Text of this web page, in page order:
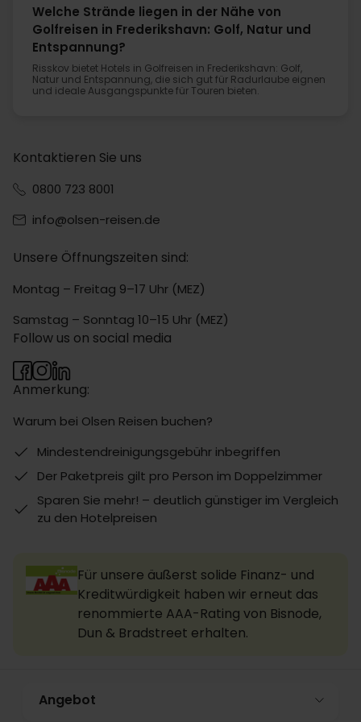
Welche Strände liegen in der Nähe von
Golfreisen in Frederikshavn: Golf, Natur und
Entspannung?
Risskov bietet Hotels in Golfreisen in Frederikshavn: Golf,
Natur und Entspannung, die sich gut für Radurlaube eignen
und ideale Ausgangspunkte für Touren bieten.
Kontaktieren Sie uns
0800 723 8001
info@olsen-reisen.de
Unsere Öffnungszeiten sind:
Montag – Freitag 9–17 Uhr (MEZ)
Samstag – Sonntag 10–15 Uhr (MEZ)
Anmerkung:
Warum bei Olsen Reisen buchen?
Mindestendreinigungsgebühr inbegriffen
Der Paketpreis gilt pro Person im Doppelzimmer
Sparen Sie mehr! – deutlich günstiger im Vergleich
zu den Hotelpreisen
Follow us on social media
Für unsere äußerst solide Finanz- und
Kreditwürdigkeit haben wir erneut das
renommierte AAA-Rating von Bisnode,
Dun & Bradstreet erhalten.
Angebot